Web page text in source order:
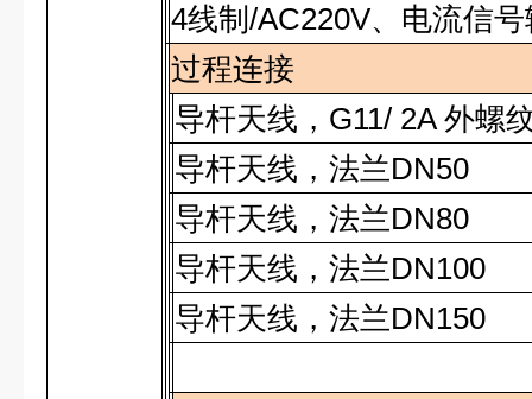
4线制 /AC220V、电流信
过程连接
导杆天线， G11/ 2A外螺
导杆天线，法兰DN50
导杆天线，法兰DN80
导杆天线，法兰DN100
导杆天线，法兰DN150